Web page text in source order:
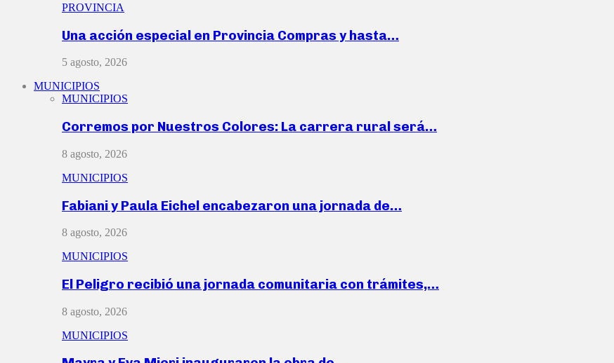
PROVINCIA
Una acción especial en Provincia Compras y hasta…
5 agosto, 2026
MUNICIPIOS
MUNICIPIOS
Corremos por Nuestros Colores: La carrera rural será…
8 agosto, 2026
MUNICIPIOS
Fabiani y Paula Eichel encabezaron una jornada de…
8 agosto, 2026
MUNICIPIOS
El Peligro recibió una jornada comunitaria con trámites,…
8 agosto, 2026
MUNICIPIOS